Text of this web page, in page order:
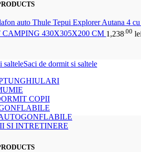
auto Thule Tepui Explorer Autana 4
CAMPING 430X305X200 CM 1,238 .00
Saci de dormit si saltele
COPII
SI INTRETINERE